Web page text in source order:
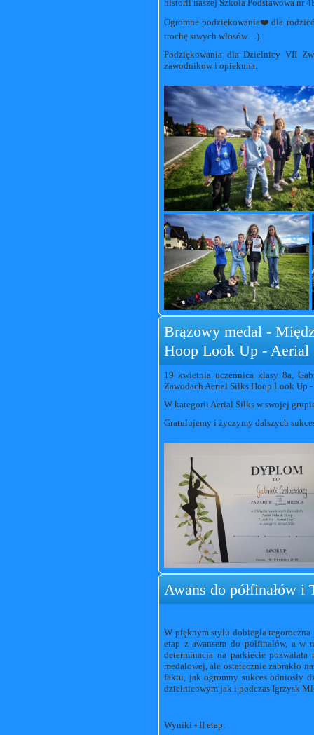
historii naszej Szkoła Podstawowa nr
Ogromne podziękowania❤️dla
trochę siwych włosów…).
Podziękowania dla Dzielnicy VII
zawodnikow i opiekuna.
Brązowy medal -
Hoop Look Up - Aerial
19 kwietnia uczennica klasy 8a,
Zawodach Aerial Silks Hoop Look Up
W kategorii Aerial Silks w swojej
Gratulujemy i życzymy dalszych
Awans do półfinałów
W pięknym stylu dobiegła
etap z awansem do półfinałów, a
determinacja na parkiecie
medalowej, ale ostatecznie zabrakło
faktu, jak ogromny sukces odniosły
dzielnicowym jak i podczas Igrzysk
Wyniki - II etap: